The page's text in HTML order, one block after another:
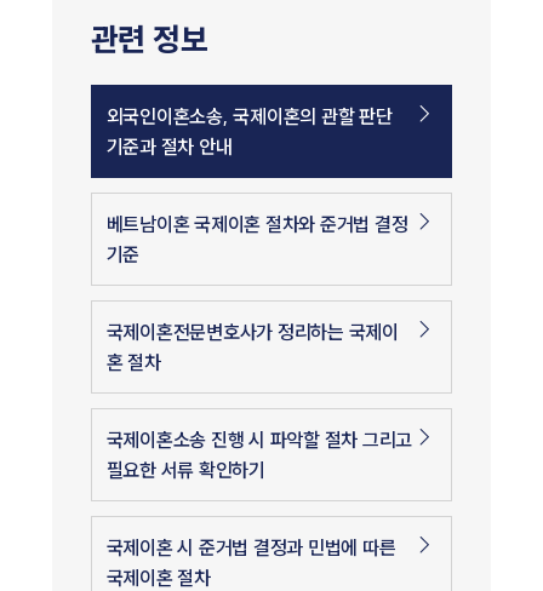
관련 정보
외국인이혼소송, 국제이혼의 관할 판단
기준과 절차 안내
베트남이혼 국제이혼 절차와 준거법 결정
기준
국제이혼전문변호사가 정리하는 국제이
혼 절차
국제이혼소송 진행 시 파악할 절차 그리고
필요한 서류 확인하기
국제이혼 시 준거법 결정과 민법에 따른
국제이혼 절차